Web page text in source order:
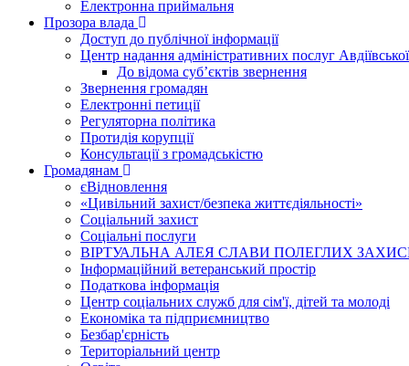
Електронна приймальня
Прозора влада
Доступ до публічної інформації
Центр надання адміністративних послуг Авдіївської
До відома суб’єктів звернення
Звернення громадян
Електронні петиції
Регуляторна політика
Протидія корупції
Консультації з громадськістю
Громадянам
єВідновлення
«Цивільний захист/безпека життєдіяльності»
Соціальний захист
Соціальні послуги
ВІРТУАЛЬНА АЛЕЯ СЛАВИ ПОЛЕГЛИХ
Інформаційний ветеранський простір
Податкова інформація
Центр соціальних служб для сім'ї, дітей та молоді
Економіка та підприємництво
Безбар'єрність
Територіальний центр